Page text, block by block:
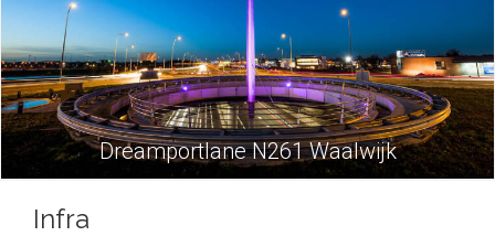
Dreamportlane N261 Waalwijk
Infra